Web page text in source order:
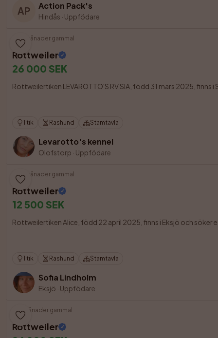
AP Action Pack's
Hindås · Uppfödare
16 månader gammal
Rottweiler
26 000 SEK
Rottweilertiken LEVAROTTO'S RV SIA, född 31 mars 2025, finns
1 tik Rashund Stamtavla
Levarotto's kennel
Olofstorp · Uppfödare
15 månader gammal
Rottweiler
12 500 SEK
Rottweilertiken Alice, född 22 april 2025, finns i Eksjö och söker
1 tik Rashund Stamtavla
Sofia Lindholm
Eksjö · Uppfödare
3 månader gammal
Rottweiler